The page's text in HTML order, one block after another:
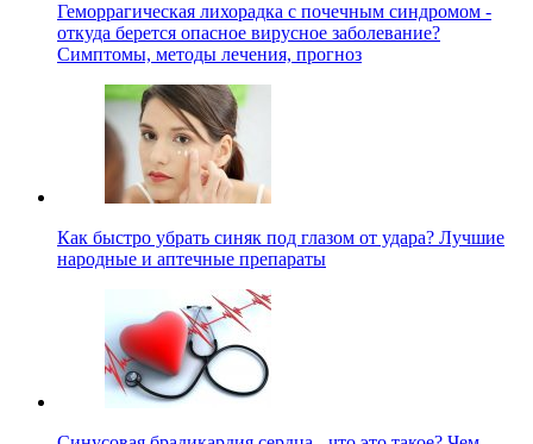
Геморрагическая лихорадка с почечным синдромом -
откуда берется опасное вирусное заболевание?
Симптомы, методы лечения, прогноз
Как быстро убрать синяк под глазом от удара? Лучшие
народные и аптечные препараты